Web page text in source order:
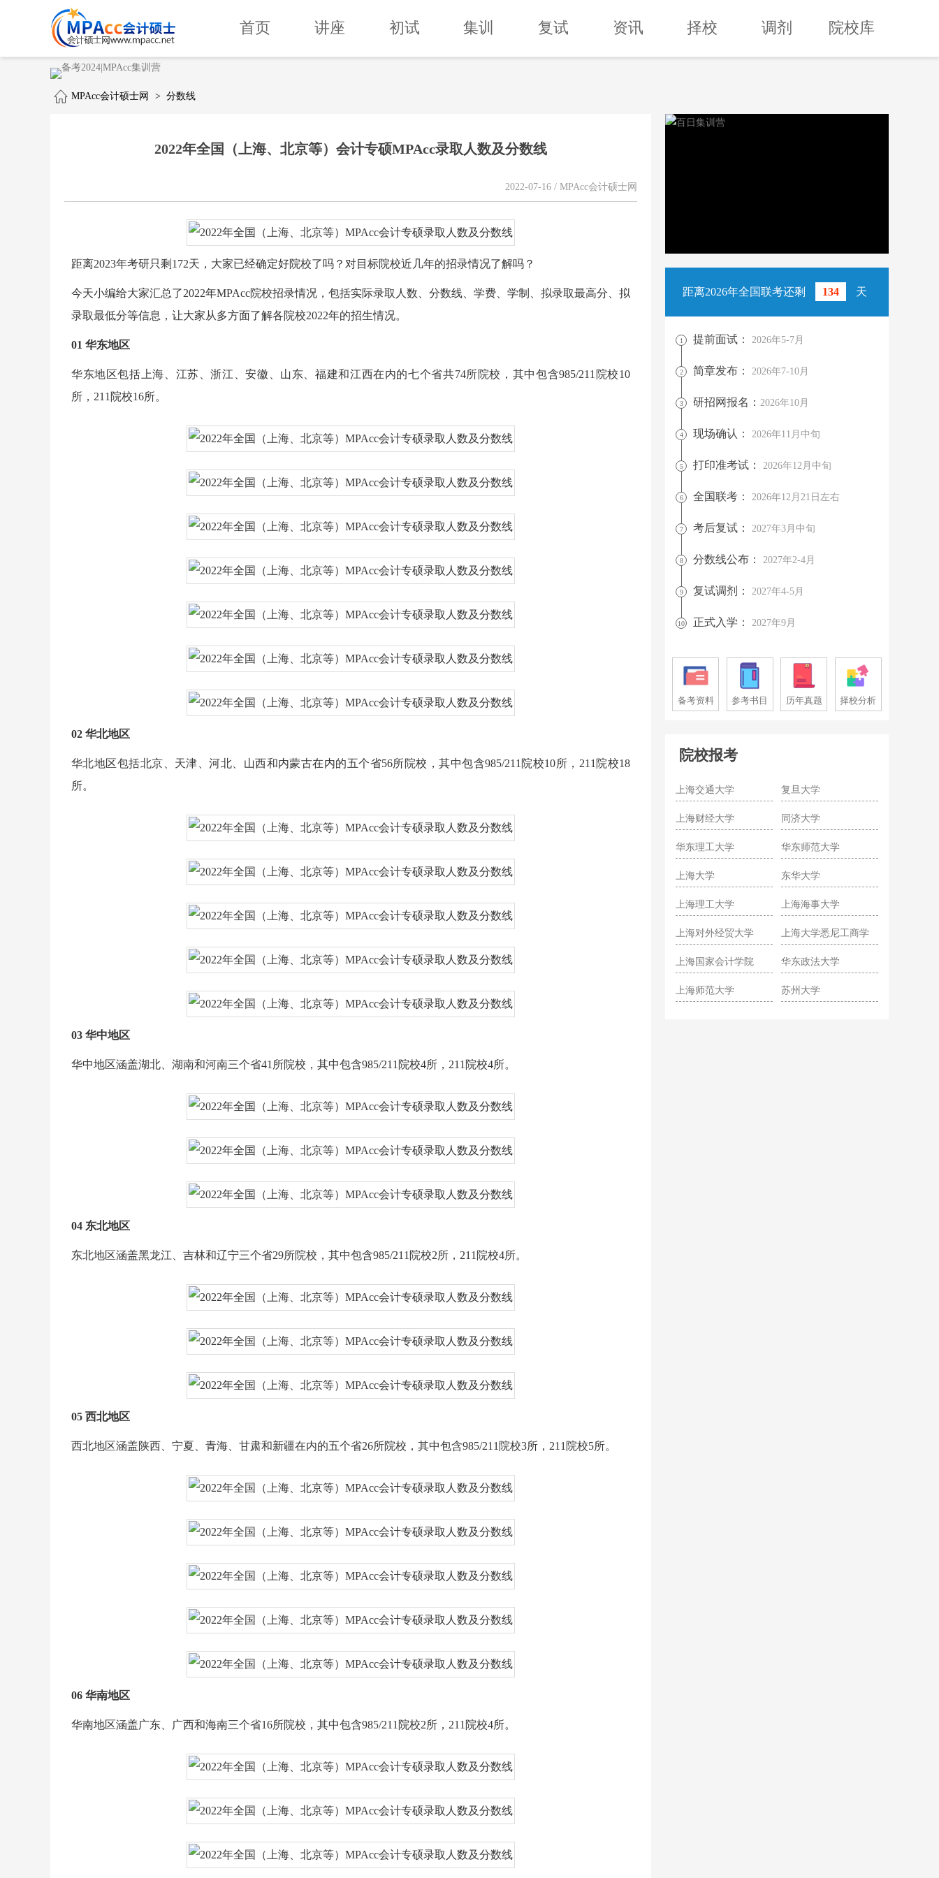
首页 讲座 初试 集训 复试 资讯 择校 调剂 院校库
MPAcc会计硕士网 > 分数线
2022年全国（上海、北京等）会计专硕MPAcc录取人数及分数线
2022-07-16 / MPAcc会计硕士网
距离2023年考研只剩172天，大家已经确定好院校了吗？对目标院校近几年的招录情况了解吗？
今天小编给大家汇总了2022年MPAcc院校招录情况，包括实际录取人数、分数线、学费、学制、拟录取最高分、拟
录取最低分等信息，让大家从多方面了解各院校2022年的招生情况。
01 华东地区
华东地区包括上海、江苏、浙江、安徽、山东、福建和江西在内的七个省共74所院校，其中包含985/211院校10
所，211院校16所。
02 华北地区
华北地区包括北京、天津、河北、山西和内蒙古在内的五个省56所院校，其中包含985/211院校10所，211院校18
所。
03 华中地区
华中地区涵盖湖北、湖南和河南三个省41所院校，其中包含985/211院校4所，211院校4所。
04 东北地区
东北地区涵盖黑龙江、吉林和辽宁三个省29所院校，其中包含985/211院校2所，211院校4所。
05 西北地区
西北地区涵盖陕西、宁夏、青海、甘肃和新疆在内的五个省26所院校，其中包含985/211院校3所，211院校5所。
06 华南地区
华南地区涵盖广东、广西和海南三个省16所院校，其中包含985/211院校2所，211院校4所。
距离2026年全国联考还剩 134 天
1 提前面试： 2026年5-7月
2 简章发布： 2026年7-10月
3 研招网报名： 2026年10月
4 现场确认： 2026年11月中旬
5 打印准考试： 2026年12月中旬
6 全国联考： 2026年12月21日左右
7 考后复试： 2027年3月中旬
8 分数线公布： 2027年2-4月
9 复试调剂： 2027年4-5月
10 正式入学： 2027年9月
备考资料 参考书目 历年真题 择校分析
院校报考
上海交通大学 复旦大学
上海财经大学 同济大学
华东理工大学 华东师范大学
上海大学 东华大学
上海理工大学 上海海事大学
上海对外经贸大学
上海大学悉尼工商学
上海国家会计学院 华东政法大学
上海师范大学 苏州大学